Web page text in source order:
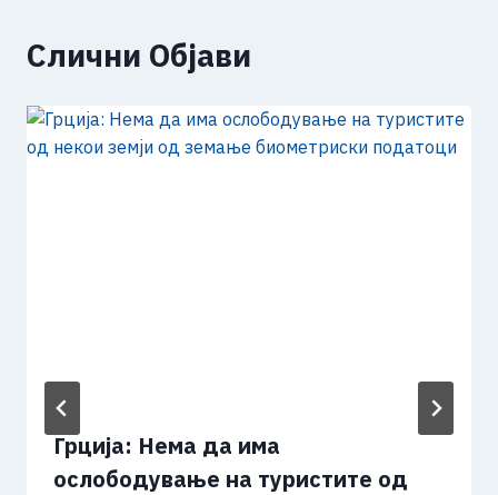
Слични Објави
Грција: Нема да има
ослободување на туристите од